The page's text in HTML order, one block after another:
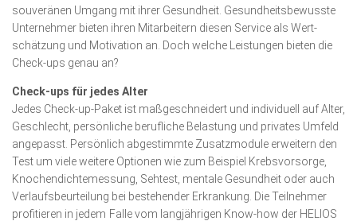
souveränen Umgang mit ihrer Gesund­heit. Gesund­heits­bewuss­te
Unter­neh­mer bieten ihren Mitarbeitern diesen Service als Wert­
schätzung und Motiva­tion an. Doch welche Leistungen bieten die
Check-ups genau an?
Check-ups für jedes Alter
Jedes Check-up-Paket ist maßgeschneidert und individuell auf Alter,
Geschlecht, persönliche berufliche Belastung und privates Umfeld
angepasst. Persönlich abgestimmte Zusatzmodule erweitern den
Test um viele weitere Optionen wie zum Beispiel Krebsvorsorge,
Knochendichte­messung, Sehtest, mentale Gesundheit oder auch
Verlaufsbeurtei­lung bei bestehender Erkrankung. Die Teil­neh­mer
profitieren in jedem Falle vom lang­jährigen Know-how der HELIOS